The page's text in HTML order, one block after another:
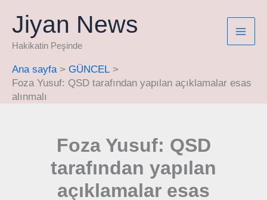
Jiyan News
Hakikatin Peşinde
Ana sayfa
GÜNCEL
Foza Yusuf: QSD tarafından yapılan açıklamalar esas
alınmalı
Foza Yusuf: QSD
tarafından yapılan
açıklamalar esas